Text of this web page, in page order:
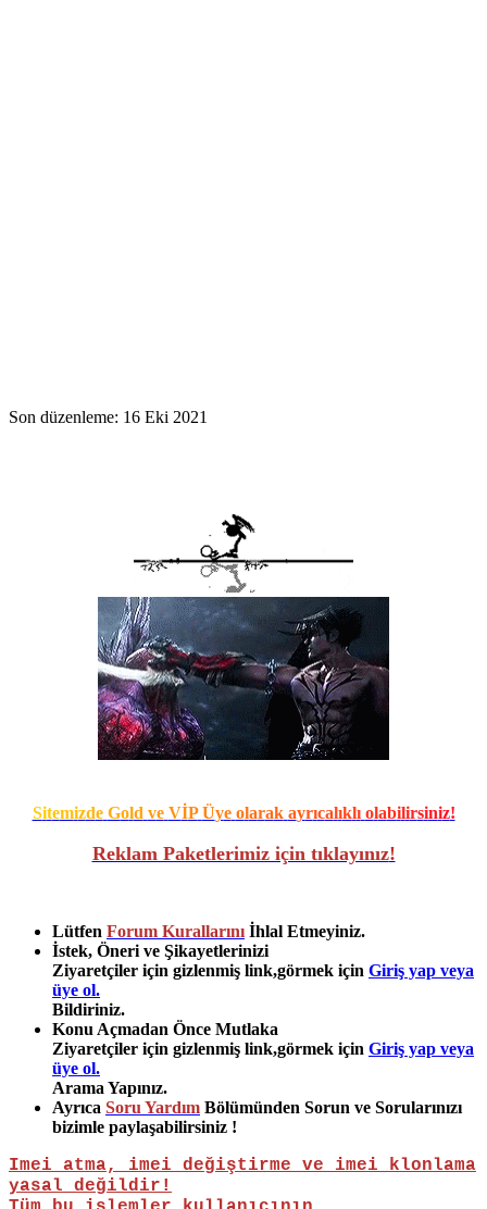
Son düzenleme: 16 Eki 2021
Sitemizde Gold ve VİP Üye olarak ayrıcalıklı olabilirsiniz!
Reklam Paketlerimiz için tıklayınız!
Lütfen Forum Kurallarını İhlal Etmeyiniz.
İstek, Öneri ve Şikayetlerinizi
Ziyaretçiler için gizlenmiş link,görmek için Giriş yap veya
üye ol.
Bildiriniz.
Konu Açmadan Önce Mutlaka
Ziyaretçiler için gizlenmiş link,görmek için Giriş yap veya
üye ol.
Arama Yapınız.
Ayrıca Soru Yardım Bölümünden Sorun ve Sorularınızı
bizimle paylaşabilirsiniz !
Imei atma, imei değiştirme ve imei klonlama
yasal değildir!